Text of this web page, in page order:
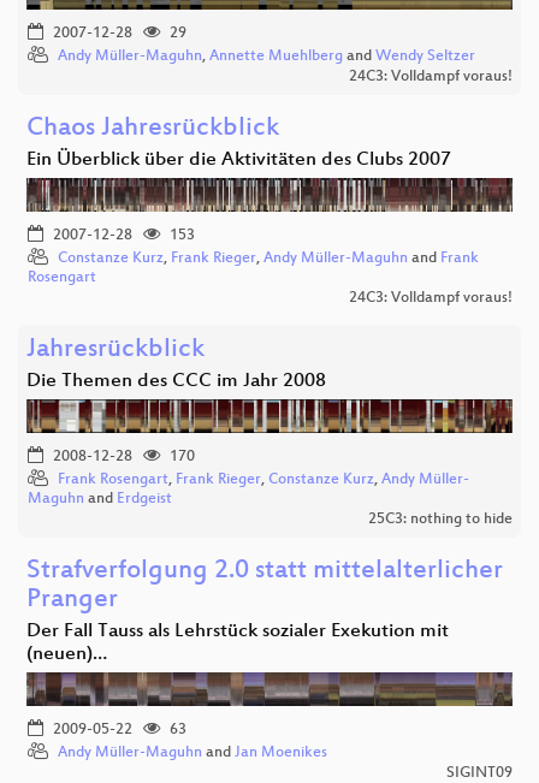
2007-12-28
29
Andy Müller-Maguhn, Annette Muehlberg and Wendy Seltzer
24C3: Volldampf voraus!
Chaos Jahresrückblick
Ein Überblick über die Aktivitäten des Clubs 2007
2007-12-28
153
Constanze Kurz, Frank Rieger, Andy Müller-Maguhn and Frank
Rosengart
24C3: Volldampf voraus!
Jahresrückblick
Die Themen des CCC im Jahr 2008
2008-12-28
170
Frank Rosengart, Frank Rieger, Constanze Kurz, Andy Müller-
Maguhn and Erdgeist
25C3: nothing to hide
Strafverfolgung 2.0 statt mittelalterlicher
Pranger
Der Fall Tauss als Lehrstück sozialer Exekution mit
(neuen)…
2009-05-22
63
Andy Müller-Maguhn and Jan Moenikes
SIGINT09